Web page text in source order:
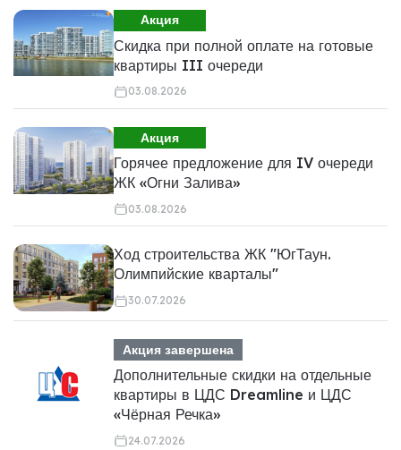
Акция
Скидка при полной оплате на готовые
квартиры III очереди
03.08.2026
Акция
Горячее предложение для IV очереди
ЖК «Огни Залива»
03.08.2026
Ход строительства ЖК "ЮгТаун.
Олимпийские кварталы"
30.07.2026
Акция завершена
Дополнительные скидки на отдельные
квартиры в ЦДС Dreamline и ЦДС
«Чёрная Речка»
24.07.2026